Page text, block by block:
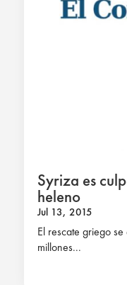
Syriza es
heleno
Jul 13, 2015
El rescate griego
millones...